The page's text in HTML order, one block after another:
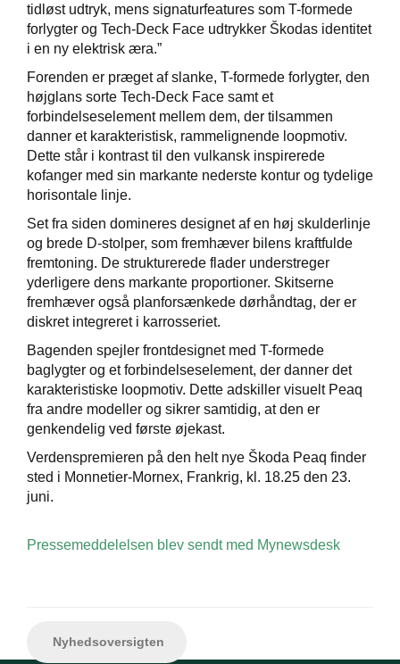
tidløst udtryk, mens signaturfeatures som T-formede
forlygter og Tech-Deck Face udtrykker Škodas identitet
i en ny elektrisk æra.”
Forenden er præget af slanke, T-formede forlygter, den
højglans sorte Tech-Deck Face samt et
forbindelseselement mellem dem, der tilsammen
danner et karakteristisk, rammelignende loopmotiv.
Dette står i kontrast til den vulkansk inspirerede
kofanger med sin markante nederste kontur og tydelige
horisontale linje.
Set fra siden domineres designet af en høj skulderlinje
og brede D-stolper, som fremhæver bilens kraftfulde
fremtoning. De strukturerede flader understreger
yderligere dens markante proportioner. Skitserne
fremhæver også planforsænkede dørhåndtag, der er
diskret integreret i karrosseriet.
Bagenden spejler frontdesignet med T-formede
baglygter og et forbindelseselement, der danner det
karakteristiske loopmotiv. Dette adskiller visuelt Peaq
fra andre modeller og sikrer samtidig, at den er
genkendelig ved første øjekast.
Verdenspremieren på den helt nye Škoda Peaq finder
sted i Monnetier-Mornex, Frankrig, kl. 18.25 den 23.
juni.
Pressemeddelelsen blev sendt med Mynewsdesk
Nyhedsoversigten